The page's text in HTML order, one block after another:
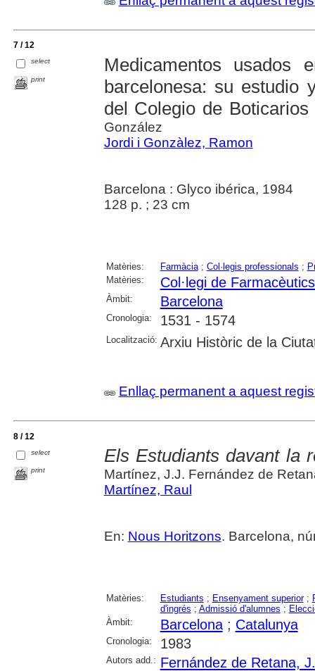
7 / 12
select
print
Medicamentos
barcelonesa: su estudio
del Colegio de
González
Jordi i Gonzàlez, Ramon
Barcelona : Glyco ibérica, 1984
128 p. ; 23 cm
Matèries: Farmàcia; Col·legis professionals ;
Matèries:
Col·legi de
Àmbit: Barcelona
Cronologia: 1531 - 1574
Localització: Arxiu Històric de la
Enllaç permanent a aquest
8 / 12
select
print
Els Estudiants davant la
Martínez, J.J. Fernández de
Martínez, Raul
En: Nous Horitzons. Barcelona,
Matèries: Estudiants ; Ensenyament superior;
d'ingrés ; Admissió d'alumnes ;
Àmbit:
Barcelona; Catalunya
Cronologia: 1983
Autors add.: Fernández de Retana,